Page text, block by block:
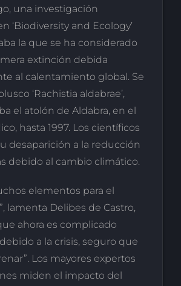
una investigación
‘Biodiversity and Ecology’
la que se ha considerado
extinción debida
al calentamiento global. Se
‘Rachistia aldabrae’,
el atolón de Aldabra, en el
hasta 1997. Los científicos
desaparición a la reducción
debido al cambio climático.
elementos para el
lamenta Delibes de Castro,
ahora es complicado
a la crisis, seguro que
Los mayores expertos
miden el impacto del